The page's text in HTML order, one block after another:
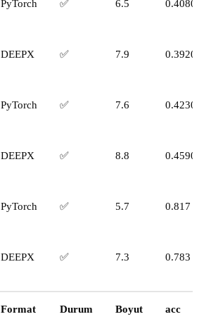
PyTorch ✅ 6.5 0.4080
DEEPX ✅ 7.9 0.3920
PyTorch ✅ 7.6 0.4230
DEEPX ✅ 8.8 0.4590
PyTorch ✅ 5.7 0.817
DEEPX ✅ 7.3 0.783
Format Durum
Boyut
acc